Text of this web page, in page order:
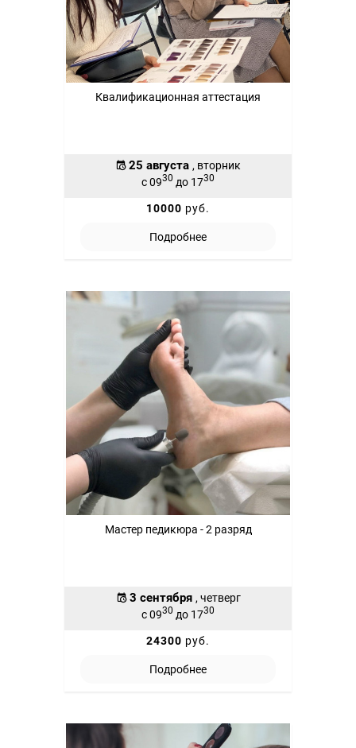
Квалификационная аттестация
25 августа , вторник
с 0930 до 1730
10000 руб.
Подробнее
Мастер педикюра - 2 разряд
3 сентября , четверг
с 0930 до 1730
24300 руб.
Подробнее